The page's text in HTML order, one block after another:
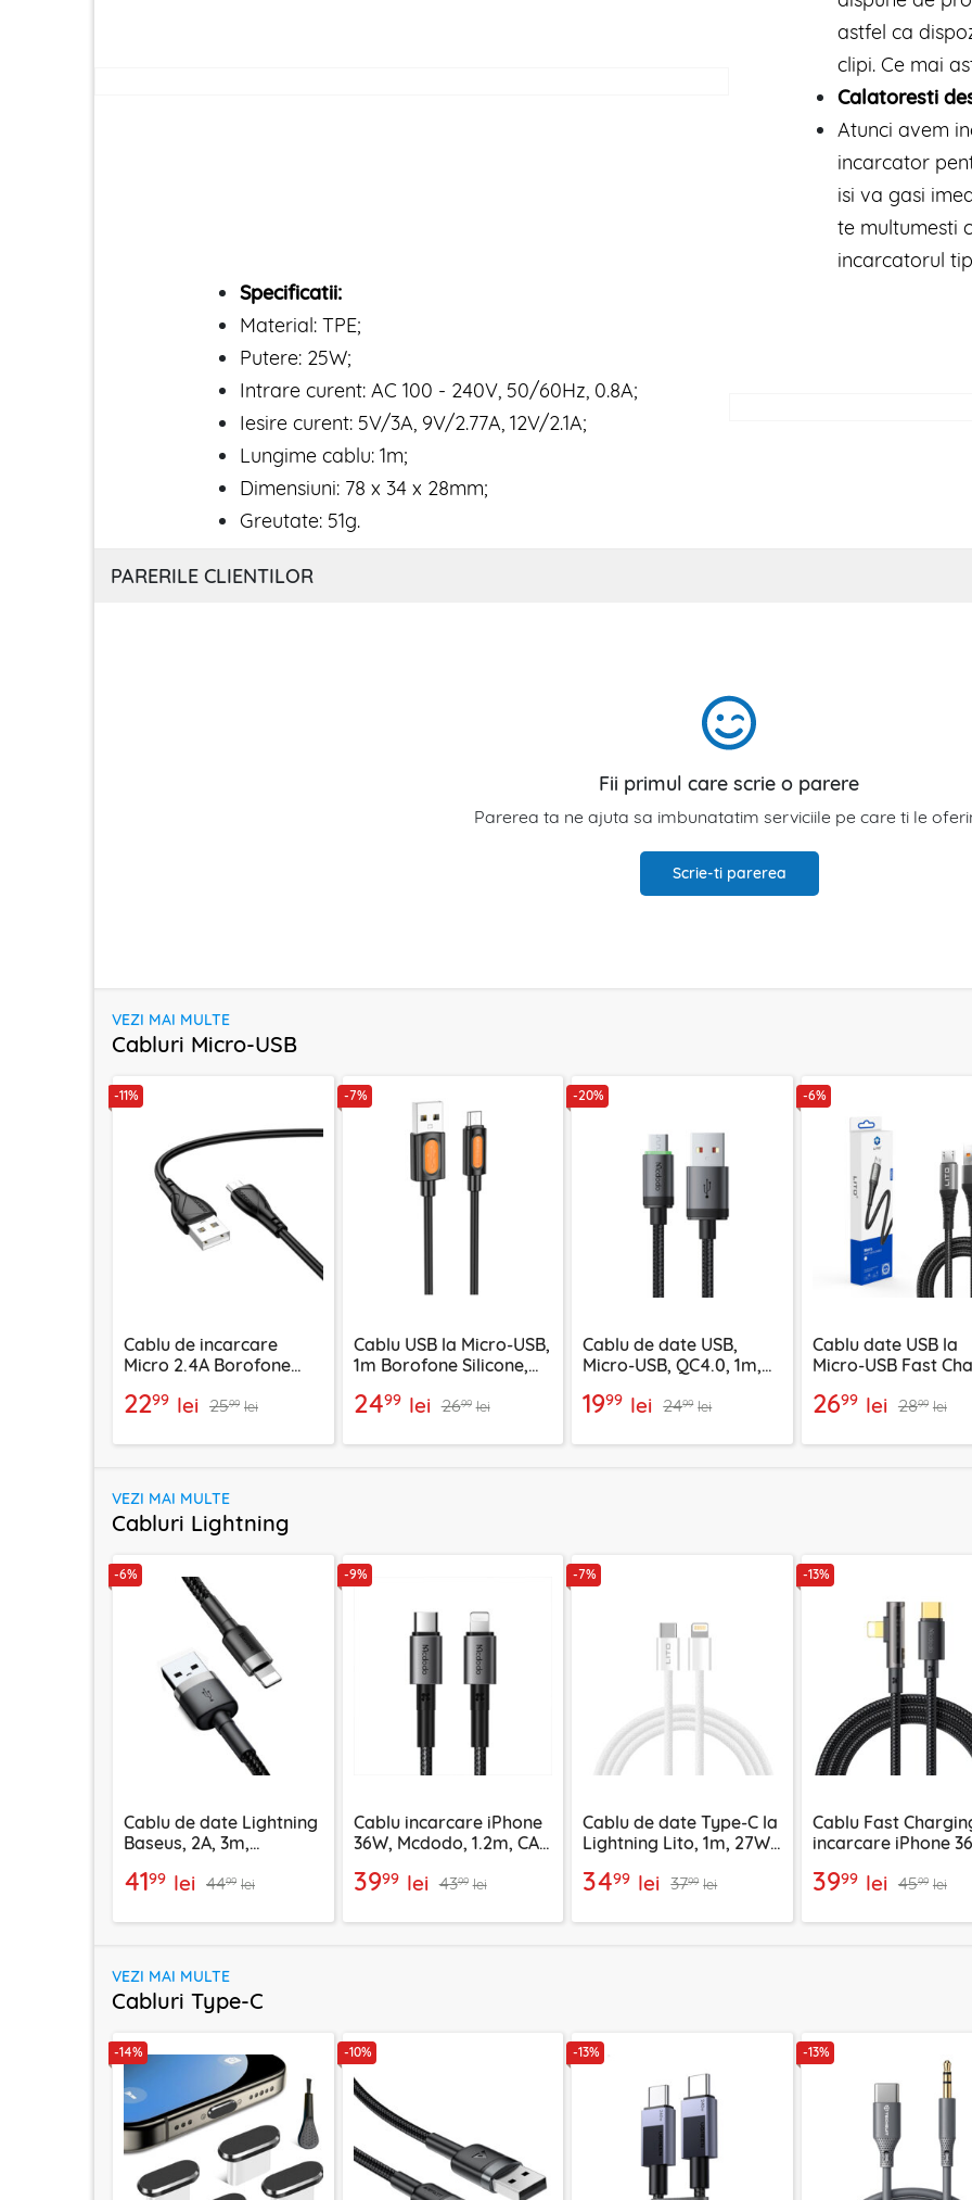
astfel ca
clipi. Ce mai
Calatoresti
Atunci avem
incarcator
isi va gasi
te multumesti
incarcatorul
Specificatii:
Material: TPE;
Putere: 25W;
Intrare curent: AC 100 - 240V, 50/60Hz, 0.8A;
Iesire curent: 5V/3A, 9V/2.77A, 12V/2.1A;
Lungime cablu: 1m;
Dimensiuni: 78 x 34 x 28mm;
Greutate: 51g.
PARERILE CLIENTILOR
Fii primul care scrie o parere
Parerea ta ne ajuta sa imbunatatim serviciile pe care ti le
Scrie-ti parerea
VEZI MAI MULTE
Cabluri Micro-USB
-11%
Cablu de incarcare
Micro 2.4A Borofone
2299 lei 2599 lei
-7%
Cablu USB la Micro-USB,
1m Borofone Silicone,
2499 lei 2699 lei
-20%
Cablu de date USB,
Micro-USB, QC4.0, 1m,
1999 lei 2499 lei
-6%
Cablu date USB la
Micro-USB Fast
2699 lei 2899 lei
VEZI MAI MULTE
Cabluri Lightning
-6%
Cablu de date Lightning
Baseus, 2A, 3m,
4199 lei 4499 lei
-9%
Cablu incarcare iPhone
36W, Mcdodo, 1.2m, CA-
3999 lei 4399 lei
-7%
Cablu de date Type-C la
Lightning Lito, 1m, 27W,
3499 lei 3799 lei
-13%
Cablu Fast
incarcare iPhone
3999 lei 4599 lei
VEZI MAI MULTE
Cabluri Type-C
-14% -10% -13% -13%